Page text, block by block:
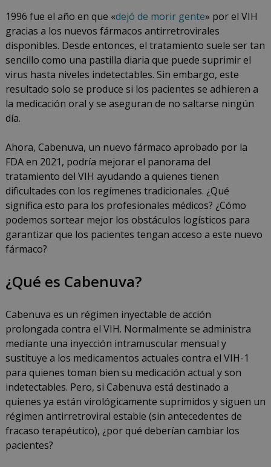
Dra.
Ann
K.
Avery
2022
1996 fue el año en que «dejó de morir gente» por el VIH
gracias a los nuevos fármacos antirretrovirales
disponibles. Desde entonces, el tratamiento suele ser tan
sencillo como una pastilla diaria que puede suprimir el
virus hasta niveles indetectables. Sin embargo, este
resultado solo se produce si los pacientes se adhieren a
la medicación oral y se aseguran de no saltarse ningún
día.
Ahora, Cabenuva, un nuevo fármaco aprobado por la
FDA en 2021, podría mejorar el panorama del
tratamiento del VIH ayudando a quienes tienen
dificultades con los regímenes tradicionales. ¿Qué
significa esto para los profesionales médicos? ¿Cómo
podemos sortear mejor los obstáculos logísticos para
garantizar que los pacientes tengan acceso a este nuevo
fármaco?
¿Qué es Cabenuva?
Cabenuva es un régimen inyectable de acción
prolongada contra el VIH. Normalmente se administra
mediante una inyección intramuscular mensual y
sustituye a los medicamentos actuales contra el VIH-1
para quienes toman bien su medicación actual y son
indetectables. Pero, si Cabenuva está destinado a
quienes ya están virológicamente suprimidos y siguen un
régimen antirretroviral estable (sin antecedentes de
fracaso terapéutico), ¿por qué deberían cambiar los
pacientes?